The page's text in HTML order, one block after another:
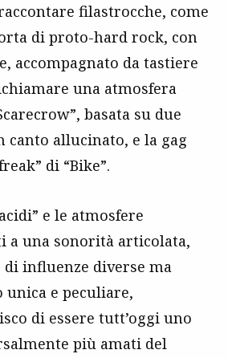
filastrocche, come
di proto-hard rock, con
accompagnato da tastiere
una atmosfera
basata su due
canto allucinato, e la gag
di “Bike”.
e le atmosfere
a una sonorità articolata,
di influenze diverse ma
e peculiare,
di essere tutt’oggi uno
più amati del